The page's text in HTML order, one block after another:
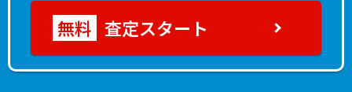
万円 向島 10分 44 年 105.00㎡
1,400 向島 15分 22 年 85.00㎡ 95.00㎡ 2023年第
査定スタート